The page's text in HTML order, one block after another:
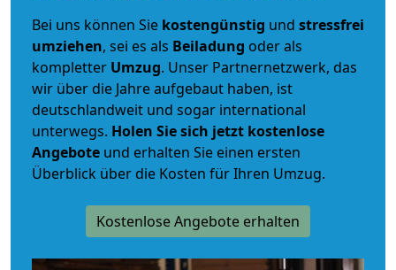
Bei uns können Sie kostengünstig und stressfrei
umziehen, sei es als Beiladung oder als
kompletter Umzug. Unser Partnernetzwerk, das
wir über die Jahre aufgebaut haben, ist
deutschlandweit und sogar international
unterwegs. Holen Sie sich jetzt kostenlose
Angebote und erhalten Sie einen ersten
Überblick über die Kosten für Ihren Umzug.
Kostenlose Angebote erhalten